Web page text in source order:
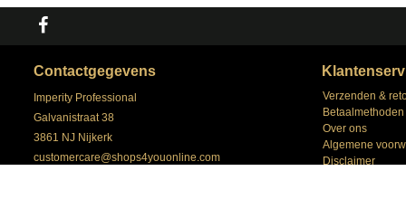
Contactgegevens
Imperity Professional
Galvanistraat 38
3861 NJ Nijkerk
customercare@shops4youonline.com
Verzenden &
Betaalmethoden
Over ons
Algemene
Disclaimer